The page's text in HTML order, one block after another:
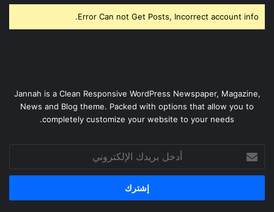
Error Can not Get Posts, Incorrect account info.
Jannah is a Clean Responsive WordPress Newspaper, Magazine,
News and Blog theme. Packed with options that allow you to
completely customize your website to your needs.
بريدك
الإلكتروني